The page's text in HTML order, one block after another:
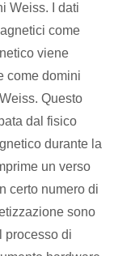
Weiss. I dati
come
viene
come domini
Questo
dal fisico
durante la
un verso
certo numero di
sono
processo di